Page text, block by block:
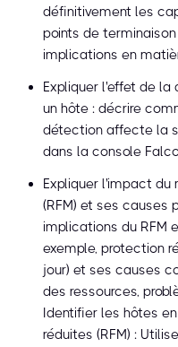
définitivement les
points de
implications en
Expliquer l'effet de
un hôte : décrire
détection affecte la
dans la console
Expliquer l'impact
(RFM) et ses causes
implications du RFM
exemple, protection
jour) et ses causes
des ressources,
Identifier les hôtes
réduites (RFM) :